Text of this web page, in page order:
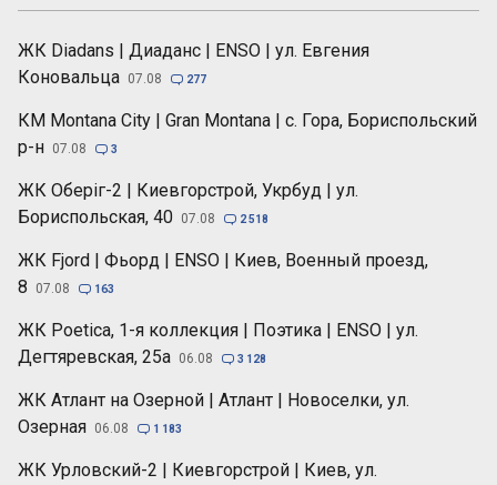
ЖК Diadans | Диаданс | ENSO | ул. Евгения
Коновальца 07.08  277
КМ Montana City | Gran Montana | с. Гора, Бориспольский
р-н 07.08  3
ЖК Оберіг-2 | Киевгорстрой, Укрбуд | ул.
Бориспольская, 40 07.08  2 518
ЖК Fjord | Фьорд | ENSO | Киев, Военный проезд,
8
07.08  163
ЖК Poetica, 1-я коллекция | Поэтика | ENSO | ул.
Дегтяревская, 25а 06.08  3 128
ЖК Атлант на Озерной | Атлант | Новоселки, ул.
Озерная 06.08  1 183
ЖК Урловский-2 | Киевгорстрой | Киев, ул.